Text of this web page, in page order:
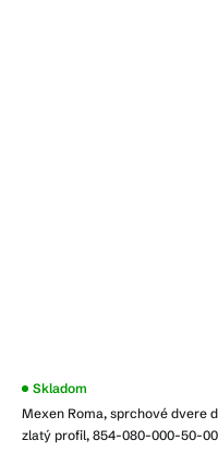
Mexen Roma, sprchové dvere
zlatý profil, 854-080-000-50-00
Skladom